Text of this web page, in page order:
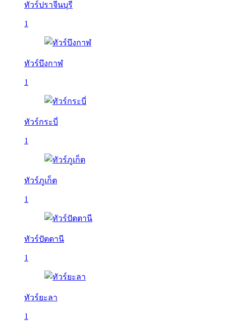
ทัวร์ปราจีนบุรี
1
ทัวร์บึงกาฬ
1
ทัวร์กระบี่
1
ทัวร์ภูเก็ต
1
ทัวร์ปัตตานี
1
ทัวร์ยะลา
1